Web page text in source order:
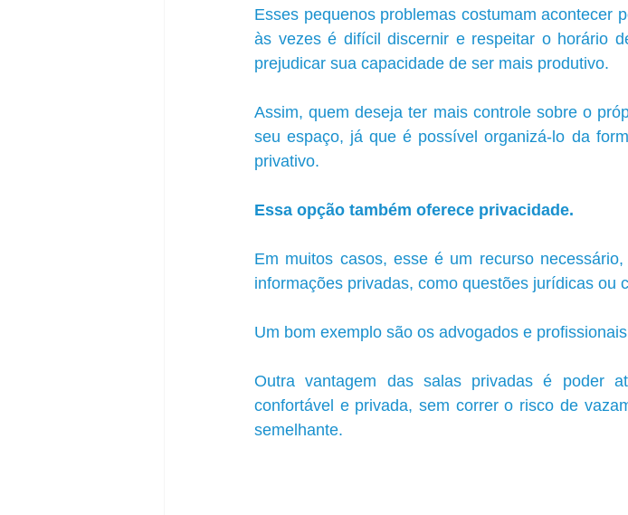
Esses pequenos problemas costumam acontecer
às vezes é difícil discernir e respeitar o horário
prejudicar sua capacidade de ser mais produtivo.
Assim, quem deseja ter mais controle sobre o
seu espaço, já que é possível organizá-lo da
privativo.
Essa opção também oferece privacidade.
Em muitos casos, esse é um recurso
informações privadas, como questões jurídicas ou
Um bom exemplo são os advogados e
Outra vantagem das salas privadas é poder
confortável e privada, sem correr o risco de
semelhante.